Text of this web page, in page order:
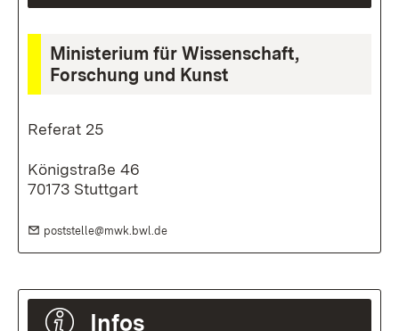
Ministerium für Wissenschaft,
Forschung und Kunst
Referat 25
Königstraße 46
70173 Stuttgart
E-Mail:
poststelle@mwk.bwl.de
Infos